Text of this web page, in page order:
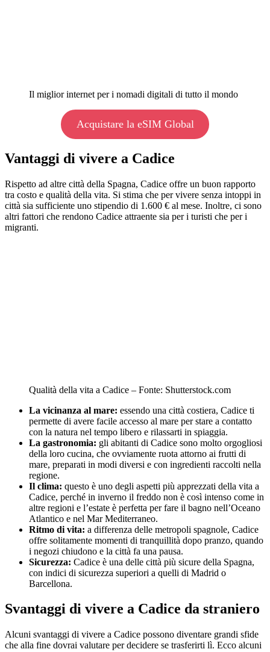
Il miglior internet per i nomadi digitali di tutto il mondo
Acquistare la eSIM Global
Vantaggi di vivere a Cadice
Rispetto ad altre città della Spagna, Cadice offre un buon rapporto
tra costo e qualità della vita. Si stima che per vivere senza intoppi in
città sia sufficiente uno stipendio di 1.600 € al mese. Inoltre, ci sono
altri fattori che rendono Cadice attraente sia per i turisti che per i
migranti.
Qualità della vita a Cadice – Fonte: Shutterstock.com
La vicinanza al mare: essendo una città costiera, Cadice ti
permette di avere facile accesso al mare per stare a contatto
con la natura nel tempo libero e rilassarti in spiaggia.
La gastronomia: gli abitanti di Cadice sono molto orgogliosi
della loro cucina, che ovviamente ruota attorno ai frutti di
mare, preparati in modi diversi e con ingredienti raccolti nella
regione.
Il clima: questo è uno degli aspetti più apprezzati della vita a
Cadice, perché in inverno il freddo non è così intenso come in
altre regioni e l’estate è perfetta per fare il bagno nell’Oceano
Atlantico e nel Mar Mediterraneo.
Ritmo di vita: a differenza delle metropoli spagnole, Cadice
offre solitamente momenti di tranquillità dopo pranzo, quando
i negozi chiudono e la città fa una pausa.
Sicurezza: Cadice è una delle città più sicure della Spagna,
con indici di sicurezza superiori a quelli di Madrid o
Barcellona.
Svantaggi di vivere a Cadice da straniero
Alcuni svantaggi di vivere a Cadice possono diventare grandi sfide
che alla fine dovrai valutare per decidere se trasferirti lì. Ecco alcuni